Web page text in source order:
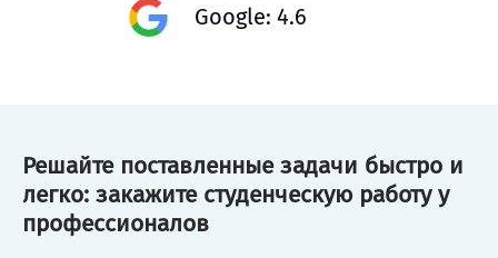
Google: 4.6
Решайте поставленные задачи быстро и
легко: закажите студенческую работу у
профессионалов